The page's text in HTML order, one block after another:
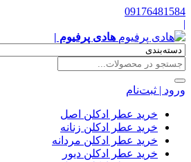
09176481584
|
هادی پرفیوم |
ورود | ثبت‌نام
خرید عطر ادکلن اصل
خرید عطر ادکلن زنانه
خرید عطر ادکلن مردانه
خرید عطر ادکلن دیور